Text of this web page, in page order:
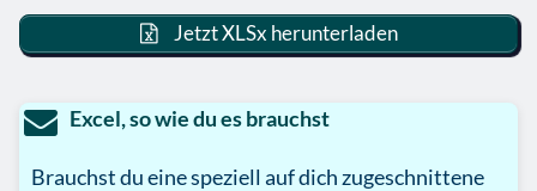
Jetzt XLSx herunterladen
Excel, so wie du es brauchst
Brauchst du eine speziell auf dich zugeschnittene